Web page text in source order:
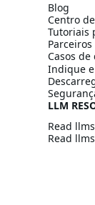
Blog
Centro
Tutoriais
Parceiros
Casos de
Indique
LLM
Read
Read